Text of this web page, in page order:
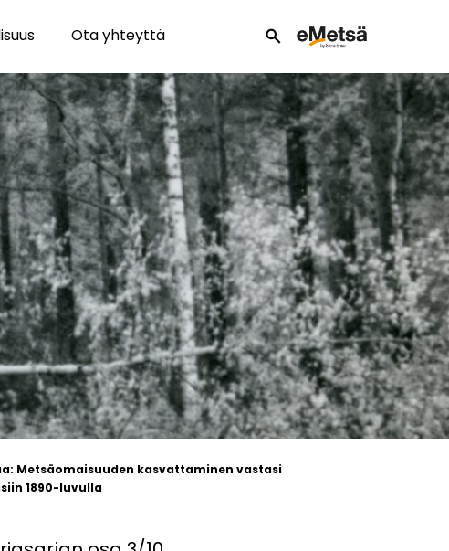
Ota yhteyttä search
Metsäomaisuuden kasvattaminen vastasi
1890-luvulla